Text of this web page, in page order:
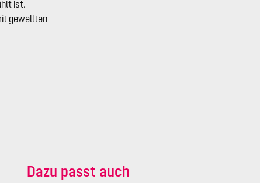
ist.
gewellten
Dazu passt auch